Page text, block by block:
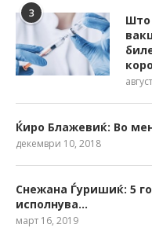
3
Што
Ќиро Блажевиќ: Во
декември 10, 2018
Снежана Ѓуришиќ: 5
исполнува…
март 16, 2019